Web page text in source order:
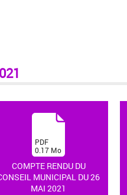
COMPTE RENDU DU
MUNICIPAL DU 26
MAI 2021
(PDF
0.17 Mo
)